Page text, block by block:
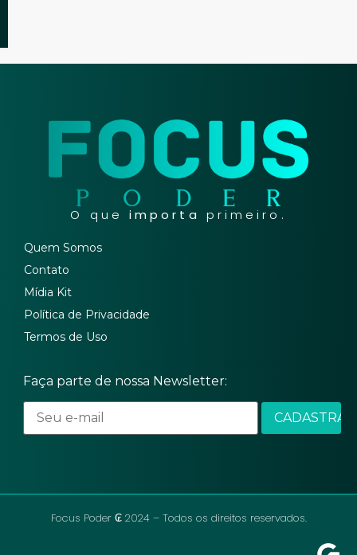
O que importa primeiro.
Quem Somos
Contato
Mídia Kit
Política de Privacidade
Termos de Uso
Faça parte de nossa Newsletter:
Focus Poder ₢ 2024 – Todos os direitos reservados.